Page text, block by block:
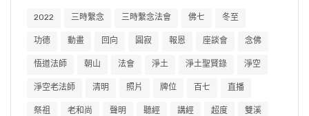
2022 三時繫念 三時繫念法會 佛七 冬至
功德 動畫 回向 圓寂 報恩 座談會 念佛
悟道法師 朝山 法會 淨土 淨土聖賢錄 淨空
淨空老法師 清明 照片 牌位 百七 直播
祭祖 老和尚 聲明 聽經 講經 超度 雙溪